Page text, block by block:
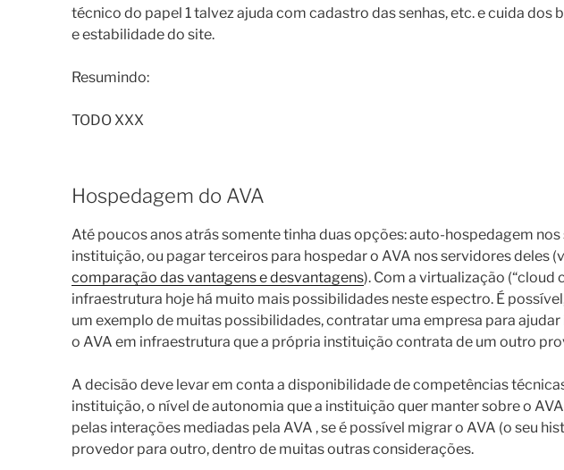
técnico do papel 1 talvez ajuda com cadastro das senhas, etc. e cuida dos
e estabilidade do site.
Resumindo:
TODO XXX
Hospedagem do AVA
Até poucos anos atrás somente tinha duas opções: auto-hospedagem
instituição, ou pagar terceiros para hospedar o AVA nos servidores deles
comparação das vantagens e desvantagens). Com a virtualização (“cloud
infraestrutura hoje há muito mais possibilidades neste espectro. É
um exemplo de muitas possibilidades, contratar uma empresa para
o AVA em infraestrutura que a própria instituição contrata de um outro
A decisão deve levar em conta a disponibilidade de competências
instituição, o nível de autonomia que a instituição quer manter sobre o
pelas interações mediadas pela AVA , se é possível migrar o AVA (o seu
provedor para outro, dentro de muitas outras considerações.